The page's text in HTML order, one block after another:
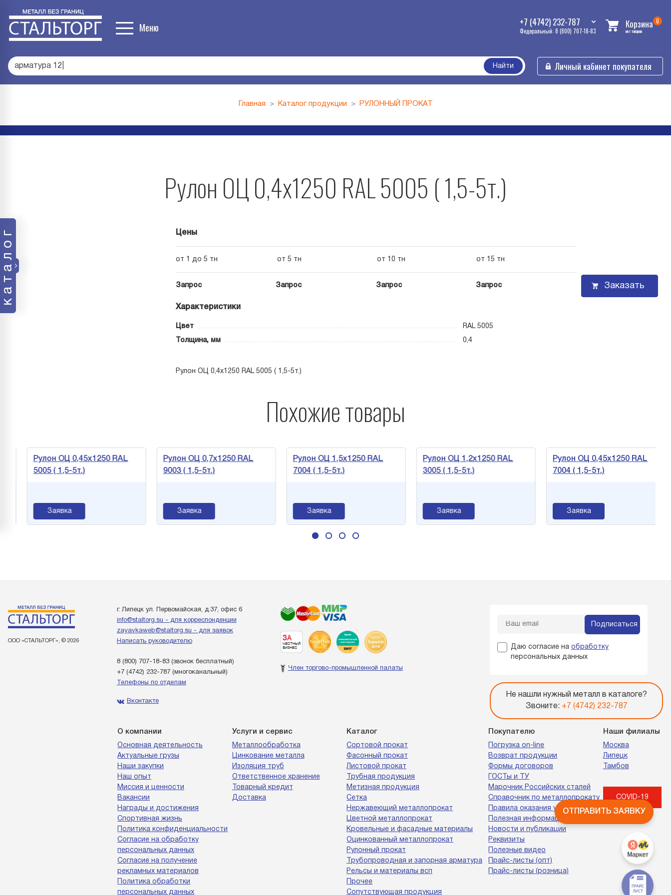
Меню +7 (4742) 232-787
Федеральный: 8 (800) 707-18-83
Корзина 0
нет товаров
арма| Найти Личный кабинет покупателя
каталог
Главная Каталог продукции РУЛОННЫЙ ПРОКАТ
Рулон ОЦ 0,4х1250 RAL 5005 ( 1,5-5т.)
Цены
от 1 до 5 тн от 5 тн от 10 тн от 15 тн
Запрос Запрос Запрос Запрос Заказать
Характеристики
Цвет RAL 5005
Толщина, мм 0,4
Рулон ОЦ 0,4х1250 RAL 5005 ( 1,5-5т.)
Похожие товары
Рулон ОЦ 0,45х1250 RAL
5005 ( 1,5-5т.)
Заявка
Рулон ОЦ 0,7х1250 RAL
9003 ( 1,5-5т.)
Заявка
Рулон ОЦ 1,5х1250 RAL
7004 ( 1,5-5т.)
Заявка
Рулон ОЦ 1,2х1250 RAL
3005 ( 1,5-5т.)
Заявка
Рулон ОЦ 0,45х1250 RAL
7004 ( 1,5-5т.)
Заявка
ООО «СТАЛЬТОРГ», © 2026
г. Липецк ул. Первомайская, д.37, офис 6
info@staltorg.su - для корреспонденции
zayavkaweb@staltorg.su - для заявок
Написать руководителю
8 (800) 707-18-83(звонок бесплатный)
+7 (4742) 232-787(многоканальный)
Телефоны по отделам
Вконтакте
О компании
Основная деятельность
Актуальные грузы
Наши закупки
Наш опыт
Миссия и ценности
Вакансии
Награды и достижения
Спортивная жизнь
Политика конфиденциальности
Согласие на обработку
персональных данных
Согласие на получение
рекламных материалов
Политика обработки
персональных данных
Услуги и сервис
Металлообработка
Цинкование металла
Изоляция труб
Ответственное хранение
Товарный кредит
Доставка
Каталог
Сортовой прокат
Фасонный прокат
Листовой прокат
Трубная продукция
Метизная продукция
Сетка
Нержавеющий металлопрокат
Цветной металлопрокат
Кровельные и фасадные материалы
Оцинкованный металлопрокат
Рулонный прокат
Трубопроводная и запорная арматура
Рельсы и материалы всп
Прочее
Сопутствующая продукция
Покупателю
Погрузка on-line
Возврат продукции
Формы договоров
ГОСТы и ТУ
Марочник Российских сталей
Справочник по металлопрокату
Правила оказания услуг
Полезная информация
Новости и публикации
Реквизиты
Полезные видео
Прайс-листы (опт)
Прайс-листы (розница)
Наши филиалы
Москва
Липецк
Тамбов
COVID-19
Подписаться
Даю согласие на обработку
персональных данных
Не нашли нужный металл в каталоге?
Звоните: +7 (4742) 232-787
Член торгово-промышленной палаты
ОТПРАВИТЬ ЗАЯВКУ